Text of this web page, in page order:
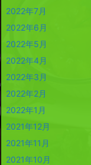
2022年7月
2022年6月
2022年5月
2022年4月
2022年3月
2022年2月
2022年1月
2021年12月
2021年11月
2021年10月